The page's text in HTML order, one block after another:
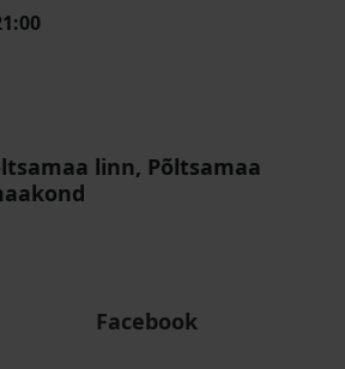
linn, Põltsamaa
Facebook